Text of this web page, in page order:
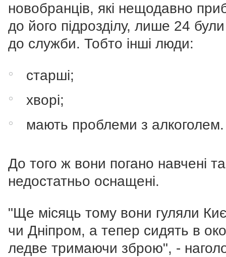
новобранців, які нещодавно
до його підрозділу, лише 24 були
до служби. Тобто інші люди:
старші;
хворі;
мають проблеми з алкоголем.
До того ж вони погано навчені та
недостатньо оснащені.
"Ще місяць тому вони гуляли
чи Дніпром, а тепер сидять в
ледве тримаючи зброю", -